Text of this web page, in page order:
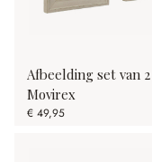
Afbeelding set van 2
Movirex
€ 49,95